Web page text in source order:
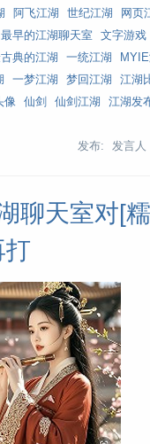
阿飞江湖 世纪江湖 网页
最早的江湖聊天室 文字游戏
典的江湖 一统江湖
一梦江湖 梦回江湖 江湖
像 仙剑 仙剑江湖 江湖发
发布: 发言人
聊天室对[
打